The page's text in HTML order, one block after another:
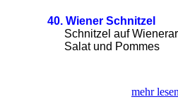
40. Wiener
Schnitzel auf
Salat und Pommes
mehr